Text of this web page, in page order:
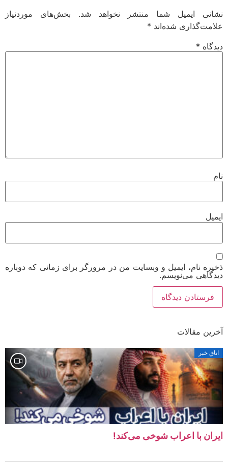
ایمیل شما منتشر نخواهد شد.
بخش‌های موردنیاز
شده‌اند*
*
نام، ایمیل و وبسایت من در مرورگر برای زمانی که دوباره
می‌نویسم.
مقالات
خبر
با اعراب شوخی می‌کند!